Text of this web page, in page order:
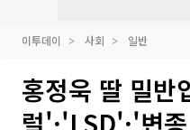
이투데이 사회 일반
홍정욱 딸 밀반
럴'·'LSD'·'변